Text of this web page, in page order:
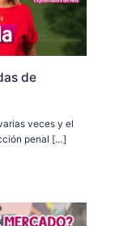
de
veces y el
penal […]